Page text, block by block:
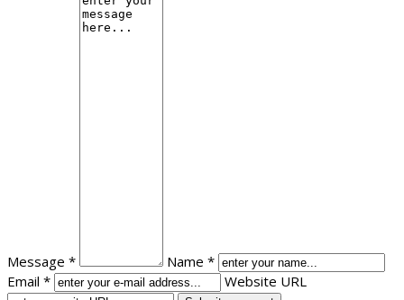
Message *
Name *
Email *
Website URL